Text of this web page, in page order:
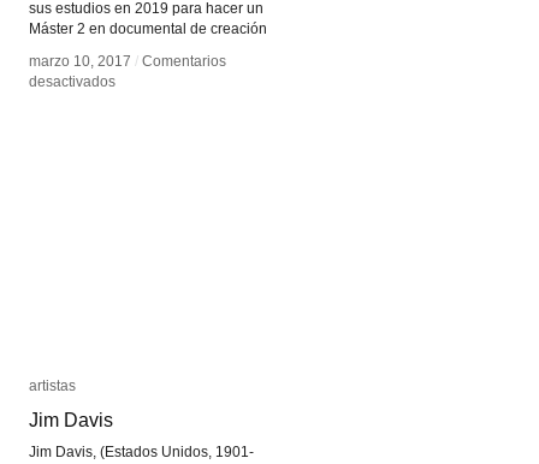
sus estudios en 2019 para hacer un
Máster 2 en documental de creación
marzo 10, 2017 / Comentarios
desactivadosen
marzo 10, 2017 / Comentarios
desactivadosen
artistas
Jim Davis
Jim Davis, (Estados Unidos, 1901-
artistas
Jim Davis